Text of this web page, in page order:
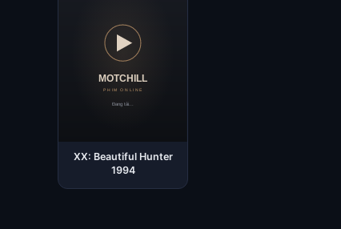
XX: Beautiful Hunter
1994